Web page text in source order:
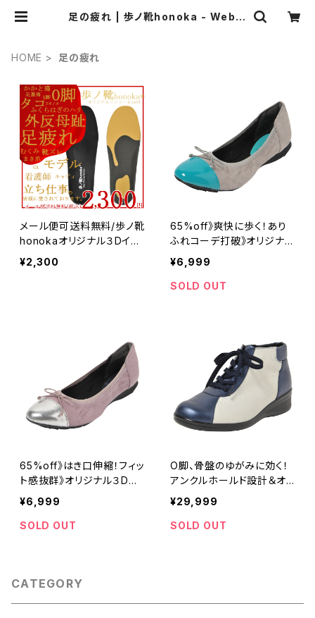
足の疲れ | 歩ノ靴honoka - Web本
HOME 足の疲れ
メール便可送料無料/歩ノ靴
honokaオリジナル３Dイン
ソールpw01/外反母趾など
足膝腰の味方/お支払手続
¥2,300
65%off》爽快に歩く！あり
ふれコーデ打破》オリジナル
３Dインソール内蔵》全５色》
歩ノ靴honoka®32516GR/
GY
¥6,999
SOLD OUT
65%off》はき口伸縮！フィッ
ト感抜群》オリジナル３Dイ
ンソール内蔵》全５色》歩ノ
靴honoka®32516SV/PL
¥6,999
SOLD OUT
O脚、骨盤のゆがみに効く！
アンクルホールド設計＆オリ
ジナル3Dインソール内蔵》
全８色》歩ノ靴honoka®shi
an13095シロリジャー
¥29,999
SOLD OUT
CATEGORY